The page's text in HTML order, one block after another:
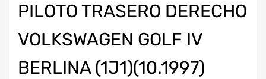
PILOTO TRASERO DERECHO
VOLKSWAGEN GOLF IV
BERLINA (1J1)(10.1997)